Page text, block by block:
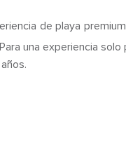
de playa
una experiencia